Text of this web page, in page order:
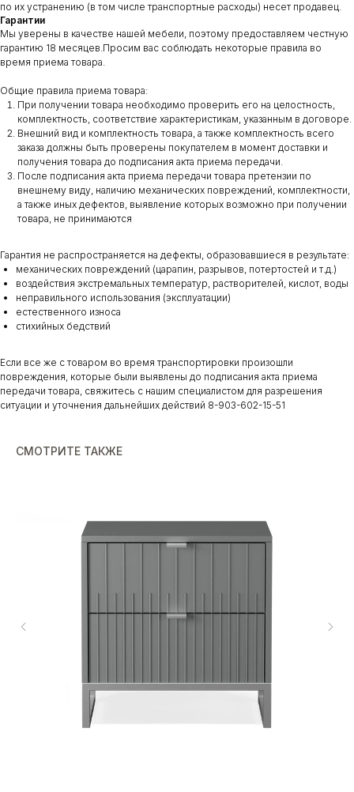
по их устранению (в том числе транспортные расходы) несет продавец.
Гарантии
Мы уверены в качестве нашей мебели, поэтому предоставляем честную
гарантию 18 месяцев.Просим вас соблюдать некоторые правила во
время приема товара.
Общие правила приема товара:
При получении товара необходимо проверить его на целостность,
комплектность, соответствие характеристикам, указанным в договоре.
Внешний вид и комплектность товара, а также комплектность всего
заказа должны быть проверены покупателем в момент доставки и
получения товара до подписания акта приема передачи.
После подписания акта приема передачи товара претензии по
внешнему виду, наличию механических повреждений, комплектности,
а также иных дефектов, выявление которых возможно при получении
товара, не принимаются
Гарантия не распространяется на дефекты, образовавшиеся в результате:
механических повреждений (царапин, разрывов, потертостей и т.д.)
воздействия экстремальных температур, растворителей, кислот, воды
неправильного использования (эксплуатации)
естественного износа
стихийных бедствий
Если все же с товаром во время транспортировки произошли
повреждения, которые были выявлены до подписания акта приема
передачи товара, свяжитесь с нашим специалистом для разрешения
ситуации и уточнения дальнейших действий 8-903-602-15-51
СМОТРИТЕ ТАКЖЕ